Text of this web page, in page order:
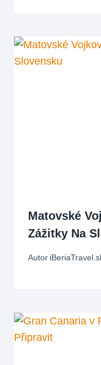
Matovské
Zážitky Na
Autor